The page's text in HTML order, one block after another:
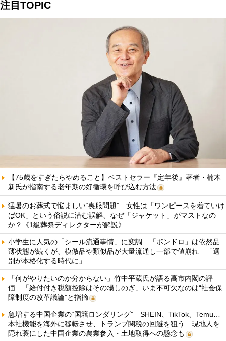
注目TOPIC
【75歳をすぎたらやめること】ベストセラー『定年後』著者・楠木
新氏が指南する老年期の好循環を呼び込む方法
猛暑のお葬式で悩ましい“喪服問題” 女性は「ワンピースを着ていけ
ばOK」という俗説に潜む誤解、なぜ「ジャケット」がマストなの
か？《1級葬祭ディレクターが解説》
小学生に人気の「シール流通事情」に変調 「ボンドロ」は依然品
薄状態が続くが、模倣品や類似品が大量流通し一部で値崩れ 「選
別が本格化する時代に」
「何がやりたいのか分からない」竹中平蔵氏が語る高市内閣の評
価 「給付付き税額控除はその場しのぎ」いま不可欠なのは“社会保
障制度の改革議論”と指摘
急増する中国企業の“国籍ロンダリング” SHEIN、TikTok、Temu…
本社機能を海外に移転させ、トランプ関税の回避を狙う 現地人を
隠れ蓑にした中国企業の農業参入・土地取得への懸念も